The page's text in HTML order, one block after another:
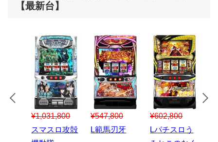
【最新台】
¥547,800
スマスロハナ
¥150,000
スマスロ秘宝
¥1,867,800
Lパチスロ 炎